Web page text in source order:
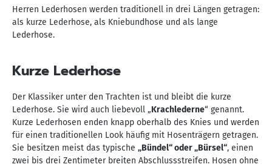
Herren Lederhosen werden traditionell in drei Längen getragen:
als kurze Lederhose, als Kniebundhose und als lange
Lederhose.
Kurze Lederhose
Der Klassiker unter den Trachten ist und bleibt die kurze
Lederhose. Sie wird auch liebevoll „Krachlederne“ genannt.
Kurze Lederhosen enden knapp oberhalb des Knies und werden
für einen traditionellen Look häufig mit Hosenträgern getragen.
Sie besitzen meist das typische „Bündel“ oder „Bürsel“, einen
zwei bis drei Zentimeter breiten Abschlussstreifen. Hosen ohne